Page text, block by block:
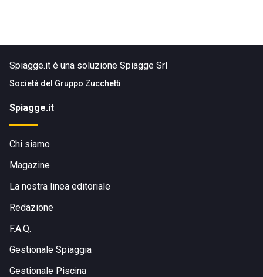
Spiagge.it è una soluzione Spiagge Srl
Società del Gruppo Zucchetti
Spiagge.it
Chi siamo
Magazine
La nostra linea editoriale
Redazione
F.A.Q.
Gestionale Spiaggia
Gestionale Piscina